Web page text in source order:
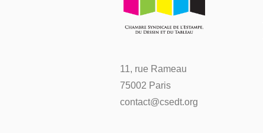
11, rue Rameau
75002 Paris
contact@csedt.org